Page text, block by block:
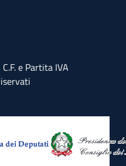
e Partita IVA